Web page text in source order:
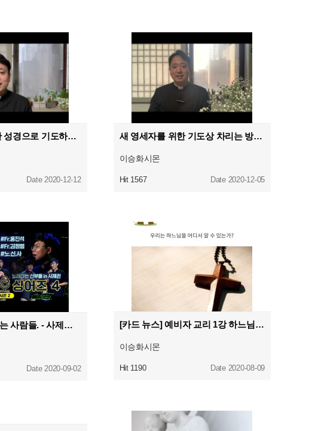
새 영세자를 위한 성경으로 기도하는 방법
Date 2020-12-12
새 영세자를 위한 기도상 차리는 방법입니다
이승화시몬
Hit 1567 Date 2020-12-05
찬양으로 기도하는 사람들. - 사제편. 노래하는 신부들in 사제관
Date 2020-09-02
[카드 뉴스] 예비자 교리 1강 하느님을 찾는 인간
이승화시몬
Hit 1190 Date 2020-08-09